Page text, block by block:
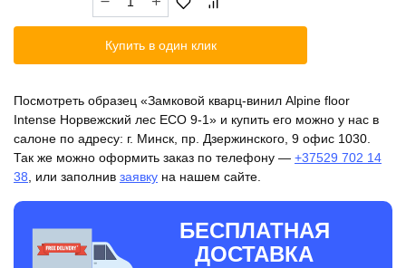
116.90 бел.руб..
товара
кварц-
floor
Intense
Норвежский
лес
ECO
9-
Купить в один клик
Посмотреть образец «Замковой кварц-винил Alpine floor
Intense Норвежский лес ECO 9-1» и купить его можно у нас в
салоне по адресу: г. Минск, пр. Дзержинского, 9 офис 1030.
Так же можно оформить заказ по телефону — +37529 702 14
38 , или заполнив заявку на нашем сайте.
БЕСПЛАТНАЯ
ДОСТАВКА